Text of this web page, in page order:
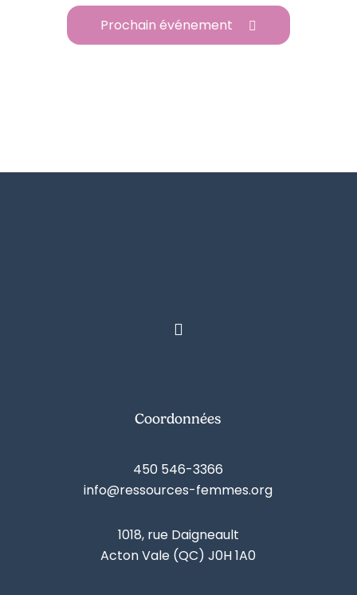
Prochain événement
Coordonnées
450 546-3366
info@ressources-femmes.org
1018, rue Daigneault
Acton Vale (QC) J0H 1A0